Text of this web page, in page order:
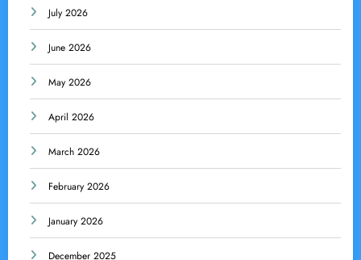
July 2026
June 2026
May 2026
April 2026
March 2026
February 2026
January 2026
December 2025